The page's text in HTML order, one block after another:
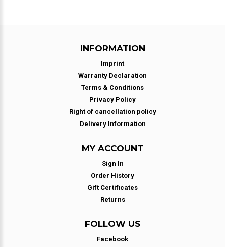
INFORMATION
Imprint
Warranty Declaration
Terms & Conditions
Privacy Policy
Right of cancellation policy
Delivery Information
MY ACCOUNT
Sign In
Order History
Gift Certificates
Returns
FOLLOW US
Facebook